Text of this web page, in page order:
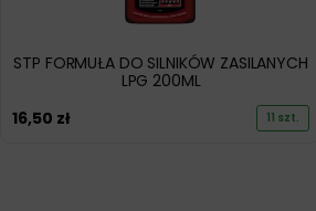
STP FORMUŁA DO SILNIKÓW ZASILANYCH
LPG 200ML
16,50 zł 11 szt.